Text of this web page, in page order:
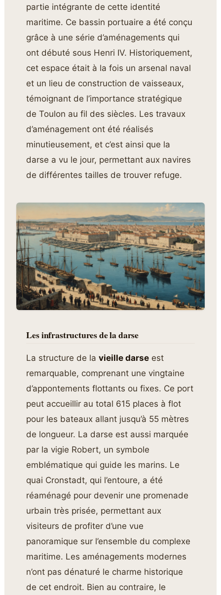
partie intégrante de cette identité
maritime. Ce bassin portuaire a été conçu
grâce à une série d’aménagements qui
ont débuté sous Henri IV. Historiquement,
cet espace était à la fois un arsenal naval
et un lieu de construction de vaisseaux,
témoignant de l’importance stratégique
de Toulon au fil des siècles. Les travaux
d’aménagement ont été réalisés
minutieusement, et c’est ainsi que la
darse a vu le jour, permettant aux navires
de différentes tailles de trouver refuge.
Les infrastructures de la darse
La structure de lavieille darse est
remarquable, comprenant une vingtaine
d’appontements flottants ou fixes. Ce port
peut accueillir au total 615 places à flot
pour les bateaux allant jusqu’à 55 mètres
de longueur. La darse est aussi marquée
par la vigie Robert, un symbole
emblématique qui guide les marins. Le
quai Cronstadt, qui l’entoure, a été
réaménagé pour devenir une promenade
urbain très prisée, permettant aux
visiteurs de profiter d’une vue
panoramique sur l’ensemble du complexe
maritime. Les aménagements modernes
n’ont pas dénaturé le charme historique
de cet endroit. Bien au contraire, le